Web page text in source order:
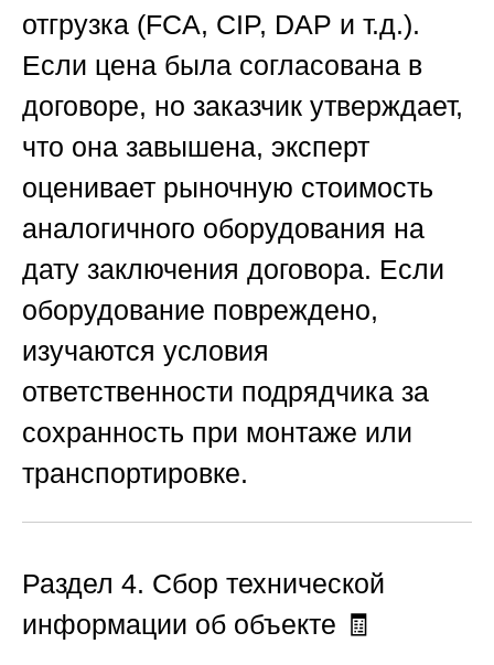
отгрузка (FCA, CIP, DAP и т.д.).
Если цена была согласована в
договоре, но заказчик утверждает,
что она завышена, эксперт
оценивает рыночную стоимость
аналогичного оборудования на
дату заключения договора. Если
оборудование повреждено,
изучаются условия
ответственности подрядчика за
сохранность при монтаже или
транспортировке.
Раздел 4. Сбор технической
информации об объекте 🧾